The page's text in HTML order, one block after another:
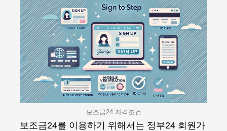
보조금24 자격조건
보조금24를 이용하기 위해서는 정부24 회원가